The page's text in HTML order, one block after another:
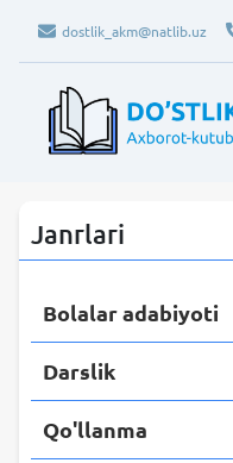
dostlik_akm@natlib.uz
Janrlari
Bolalar adabiyoti
Darslik
Qo'llanma